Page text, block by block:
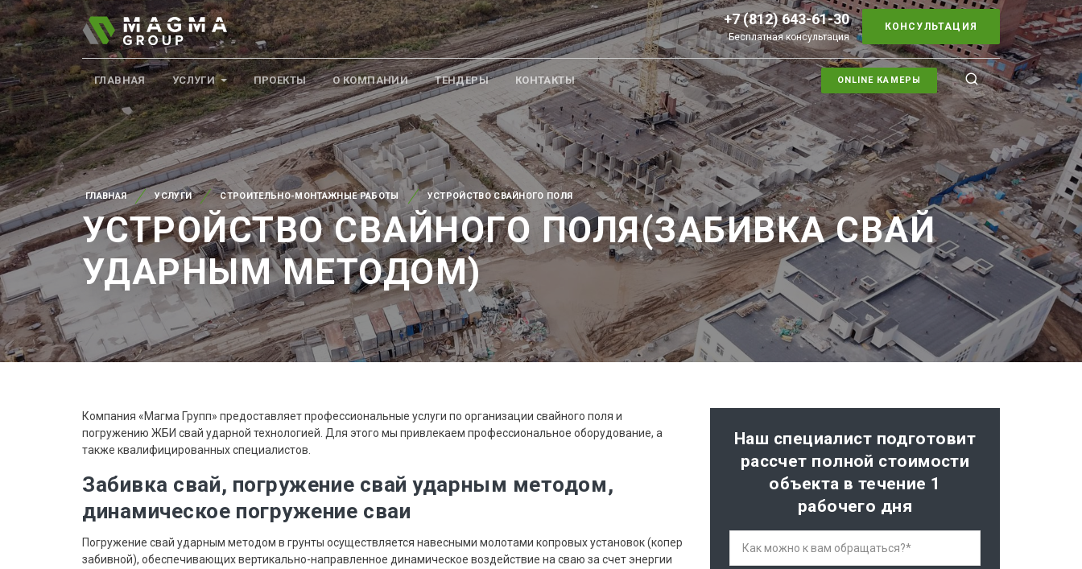
+7 (812) 643-61-30
Бесплатная консультация
КОНСУЛЬТАЦИЯ
ГЛАВНАЯ УСЛУГИ ПРОЕКТЫ О КОМПАНИИ ТЕНДЕРЫ КОНТАКТЫ ONLINE КАМЕРЫ
ГЛАВНАЯ УСЛУГИ СТРОИТЕЛЬНО-МОНТАЖНЫЕ РАБОТЫ УСТРОЙСТВО СВАЙНОГО ПОЛЯ
УСТРОЙСТВО СВАЙНОГО ПОЛЯ(ЗАБИВКА СВАЙ
УДАРНЫМ МЕТОДОМ)
Компания «Магма Групп» предоставляет профессиональные услуги по организации свайного поля и
погружению ЖБИ свай ударной технологией. Для этого мы привлекаем профессиональное оборудование, а
также квалифицированных специалистов.
Забивка свай, погружение свай ударным методом,
динамическое погружение сваи
Погружение свай ударным методом в грунты осуществляется навесными молотами копровых установок (копер
забивной), обеспечивающих вертикально-направленное динамическое воздействие на сваю за счет энергии
Наш специалист подготовит
рассчет полной стоимости
объекта в течение 1
рабочего дня